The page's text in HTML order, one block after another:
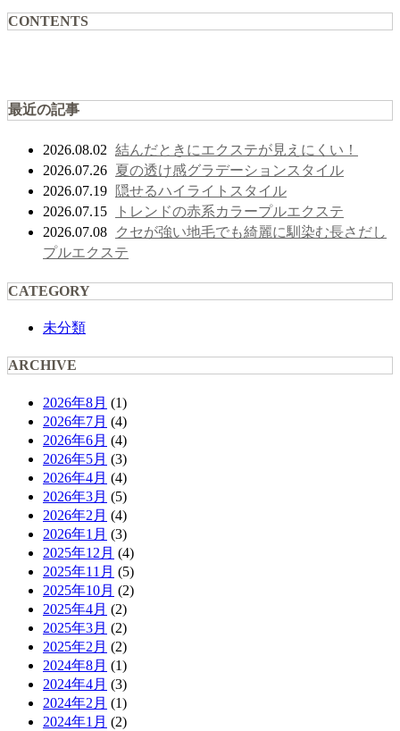
CONTENTS
最近の記事
2026.08.02 結んだときにエクステが見えにくい！
2026.07.26 夏の透け感グラデーションスタイル
2026.07.19 隠せるハイライトスタイル
2026.07.15 トレンドの赤系カラープルエクステ
2026.07.08
クセが強い地毛でも綺麗に馴染む長さだし
プルエクステ
CATEGORY
未分類
ARCHIVE
2026年8月 (1)
2026年7月 (4)
2026年6月 (4)
2026年5月 (3)
2026年4月 (4)
2026年3月 (5)
2026年2月 (4)
2026年1月 (3)
2025年12月 (4)
2025年11月 (5)
2025年10月 (2)
2025年4月 (2)
2025年3月 (2)
2025年2月 (2)
2024年8月 (1)
2024年4月 (3)
2024年2月 (1)
2024年1月 (2)